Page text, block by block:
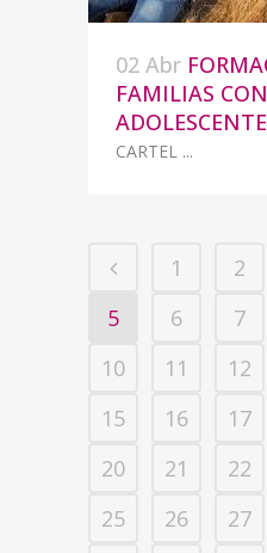
02 Abr
FAMILIAS
CARTEL ...
1 2
5
6 7
10
11 12
15
16 17
20
21 22
25
26 27